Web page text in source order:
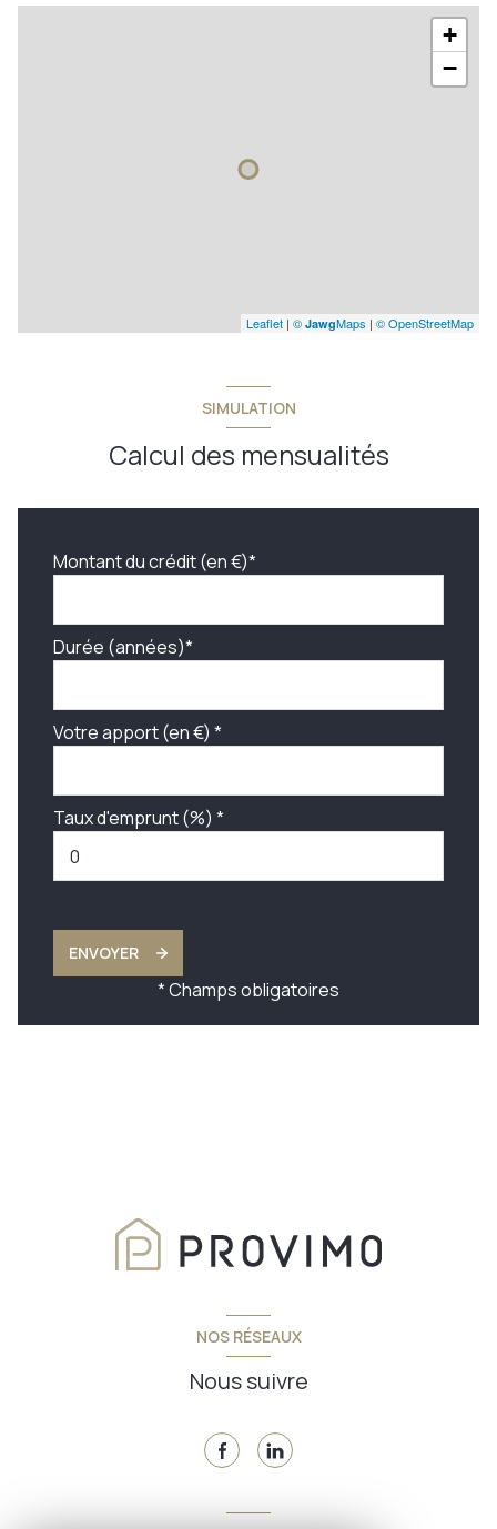
+
−
Leaflet | © JawgMaps | © OpenStreetMap
SIMULATION
Calcul des mensualités
Montant du crédit (en €)*
Durée (années)*
Votre apport (en €) *
Taux d'emprunt (%) *
ENVOYER
* Champs obligatoires
NOS RÉSEAUX
Nous suivre